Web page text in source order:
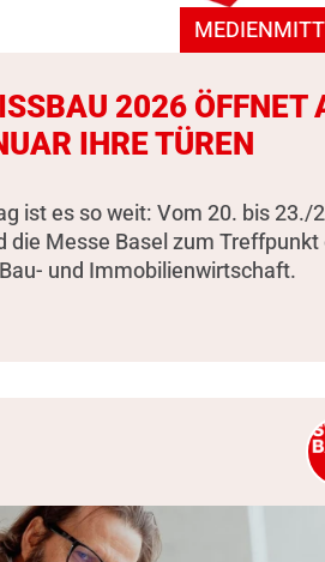
2026 ÖFFNET
IHRE TÜREN
ist es so weit: Vom 20. bis 23./
die Messe Basel zum Treffpunkt
und Immobilienwirtschaft.